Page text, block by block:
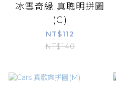
冰雪奇緣 真聰明拼圖
(G)
NT$112
NT$140